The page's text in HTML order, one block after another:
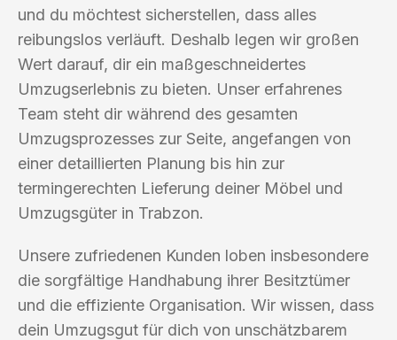
und du möchtest sicherstellen, dass alles
reibungslos verläuft. Deshalb legen wir großen
Wert darauf, dir ein maßgeschneidertes
Umzugserlebnis zu bieten. Unser erfahrenes
Team steht dir während des gesamten
Umzugsprozesses zur Seite, angefangen von
einer detaillierten Planung bis hin zur
termingerechten Lieferung deiner Möbel und
Umzugsgüter in Trabzon.
Unsere zufriedenen Kunden loben insbesondere
die sorgfältige Handhabung ihrer Besitztümer
und die effiziente Organisation. Wir wissen, dass
dein Umzugsgut für dich von unschätzbarem